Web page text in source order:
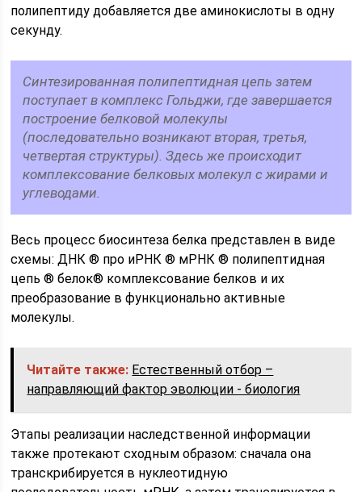
полипептиду добавляется две аминокислоты в одну
секунду.
Синтезированная полипептидная цепь затем
поступает в комплекс Гольджи, где завершается
построение белковой молекулы
(последовательно возникают вторая, третья,
четвертая структуры). Здесь же происходит
комплексование белковых молекул с жирами и
углеводами.
Весь процесс биосинтеза белка представлен в виде
схемы: ДНК ® про иРНК ® мРНК ® полипептидная
цепь ® белок® комплексование белков и их
преобразование в функционально активные
молекулы.
Читайте также: Естественный отбор –
направляющий фактор эволюции - биология
Этапы реализации наследственной информации
также протекают сходным образом: сначала она
транскрибируется в нуклеотидную